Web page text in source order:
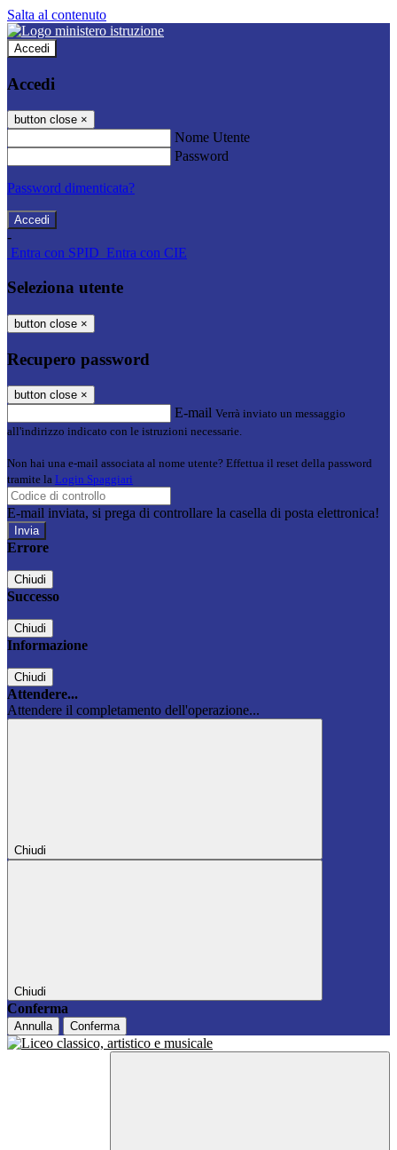
Salta al contenuto
Accedi
Accedi
button close ×
Nome Utente
Password
Password dimenticata?
-
Entra con SPID Entra con CIE
Seleziona utente
button close ×
Recupero password
button close ×
E-mail Verrà inviato un messaggio
all'indirizzo indicato con le istruzioni necessarie.
Non hai una e-mail associata al nome utente? Effettua il reset della password
tramite la Login Spaggiari
E-mail inviata, si prega di controllare la casella di posta elettronica!
Errore
Chiudi
Successo
Chiudi
Informazione
Chiudi
Attendere...
Attendere il completamento dell'operazione...
Chiudi
Chiudi
Conferma
Annulla Conferma